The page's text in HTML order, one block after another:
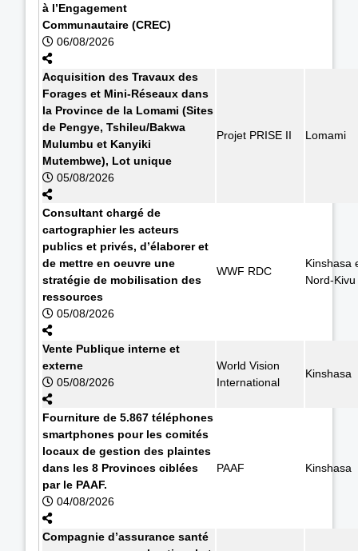
à l’Engagement
Communautaire (CREC)
06/08/2026
Acquisition des Travaux des
Forages et Mini-Réseaux dans
la Province de la Lomami (Sites
de Pengye, Tshileu/Bakwa
Mulumbu et Kanyiki
Mutembwe), Lot unique
05/08/2026
Projet PRISE II Lomami
Consultant chargé de
cartographier les acteurs
publics et privés, d’élaborer et
de mettre en oeuvre une
stratégie de mobilisation des
ressources
05/08/2026
WWF RDC
Kinshasa
Nord-Kivu
Vente Publique interne et
externe
05/08/2026
World Vision
International
Kinshasa
Fourniture de 5.867 téléphones
smartphones pour les comités
locaux de gestion des plaintes
dans les 8 Provinces ciblées
par le PAAF.
04/08/2026
PAAF Kinshasa
Compagnie d’assurance santé